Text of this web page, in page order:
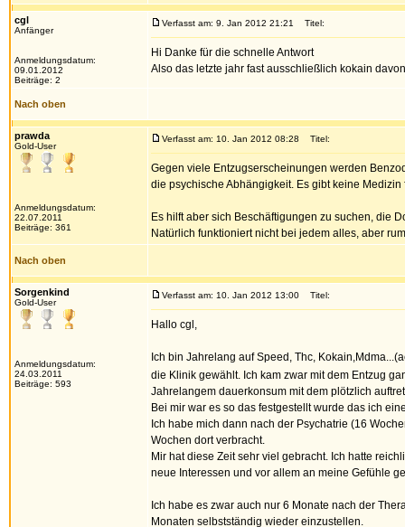
cgl
Anfänger
Anmeldungsdatum:
09.01.2012
Beiträge: 2
Verfasst am: 9. Jan 2012 21:21 Titel:
Hi Danke für die schnelle Antwort
Also das letzte jahr fast ausschließlich kokain
Nach oben
prawda
Gold-User
Anmeldungsdatum:
22.07.2011
Beiträge: 361
Verfasst am: 10. Jan 2012 08:28 Titel:
Gegen viele Entzugserscheinungen werden
die psychische Abhängigkeit. Es gibt keine
Es hilft aber sich Beschäftigungen zu suchen, die
Natürlich funktioniert nicht bei jedem alles, aber
Nach oben
Sorgenkind
Gold-User
Anmeldungsdatum:
24.03.2011
Beiträge: 593
Verfasst am: 10. Jan 2012 13:00 Titel:
Hallo cgl,
Ich bin Jahrelang auf Speed, Thc,
die Klinik gewählt. Ich kam zwar mit dem Entzug
Jahrelangem dauerkonsum mit dem plötzlich
Bei mir war es so das festgestellt wurde das ich
Ich habe mich dann nach der Psychatrie (16
Wochen dort verbracht.
Mir hat diese Zeit sehr viel gebracht. Ich hatte
neue Interessen und vor allem an meine Gefühle
Ich habe es zwar auch nur 6 Monate nach der
Monaten selbstständig wieder einzustellen.